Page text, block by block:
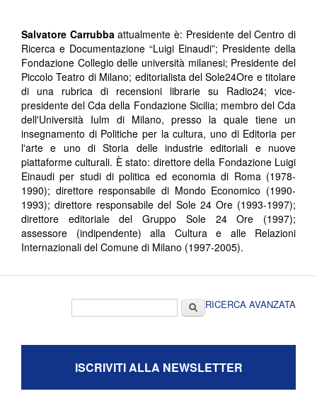
Salvatore Carrubbaattualmente è: Presidente del Centro di
Ricerca e Documentazione “Luigi Einaudi”; Presidente della
Fondazione Collegio delle università milanesi; Presidente del
Piccolo Teatro di Milano; editorialista del Sole24Ore e titolare
di una rubrica di recensioni librarie su Radio24; vice-
presidente del Cda della Fondazione Sicilia; membro del Cda
dell'Università Iulm di Milano, presso la quale tiene un
insegnamento di Politiche per la cultura, uno di Editoria per
l'arte e uno di Storia delle industrie editoriali e nuove
piattaforme culturali. È stato: direttore della Fondazione Luigi
Einaudi per studi di politica ed economia di Roma (1978-
1990); direttore responsabile di Mondo Economico (1990-
1993); direttore responsabile del Sole 24 Ore (1993-1997);
direttore editoriale del Gruppo Sole 24 Ore (1997);
assessore (indipendente) alla Cultura e alle Relazioni
Internazionali del Comune di Milano (1997-2005).
CercaRICERCA AVANZATA
ISCRIVITI ALLA NEWSLETTER